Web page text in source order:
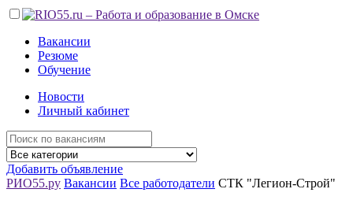
Вакансии
Резюме
Обучение
Новости
Личный кабинет
Добавить объявление
РИО55.ру Вакансии Все работодатели СТК "Легион-Строй"